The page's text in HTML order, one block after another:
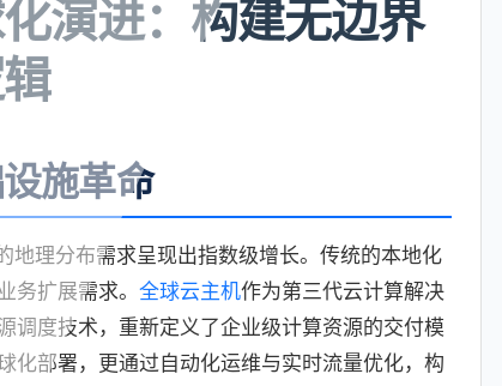
演进：构建无边界
施革命
地理分布需求呈现出指数级增长。传统的本地化
务扩展需求。 全球云主机作为第三代云计算解决
调度技术，重新定义了企业级计算资源的交付模
化部署，更通过自动化运维与实时流量优化，构